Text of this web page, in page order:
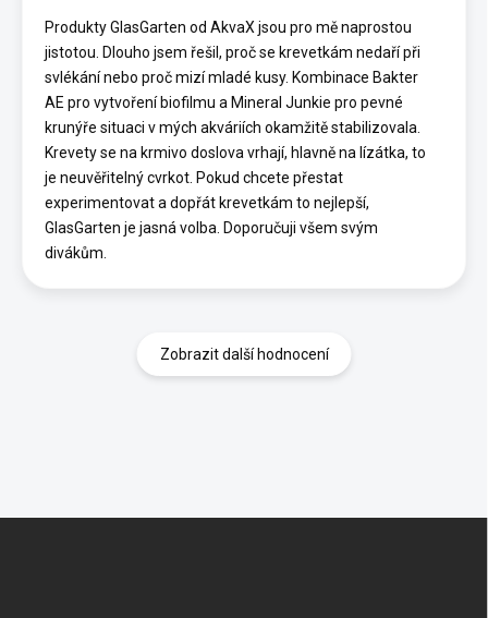
Produkty GlasGarten od AkvaX jsou pro mě naprostou
jistotou. Dlouho jsem řešil, proč se krevetkám nedaří při
svlékání nebo proč mizí mladé kusy. Kombinace Bakter
AE pro vytvoření biofilmu a Mineral Junkie pro pevné
krunýře situaci v mých akváriích okamžitě stabilizovala.
Krevety se na krmivo doslova vrhají, hlavně na lízátka, to
je neuvěřitelný cvrkot. Pokud chcete přestat
experimentovat a dopřát krevetkám to nejlepší,
GlasGarten je jasná volba. Doporučuji všem svým
divákům.
Zobrazit další hodnocení